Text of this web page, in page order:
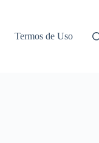
Termos de Uso